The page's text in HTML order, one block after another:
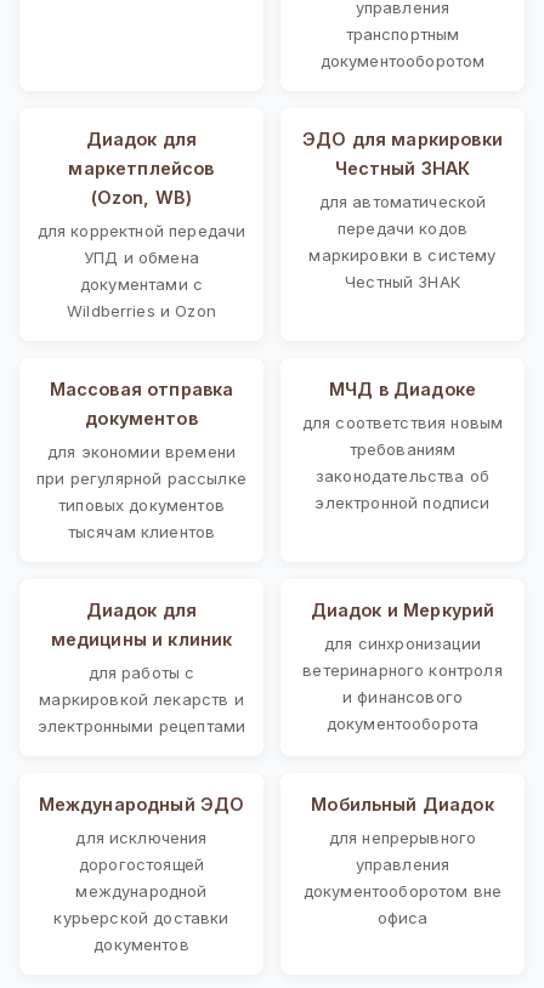
управления
транспортным
документооборотом
Диадок для
маркетплейсов
(Ozon, WB)
для корректной передачи
УПД и обмена
документами с
Wildberries и Ozon
ЭДО для маркировки
Честный ЗНАК
для автоматической
передачи кодов
маркировки в систему
Честный ЗНАК
Массовая отправка
документов
для экономии времени
при регулярной рассылке
типовых документов
тысячам клиентов
МЧД в Диадоке
для соответствия новым
требованиям
законодательства об
электронной подписи
Диадок для
медицины и клиник
для работы с
маркировкой лекарств и
электронными рецептами
Диадок и Меркурий
для синхронизации
ветеринарного контроля
и финансового
документооборота
Международный ЭДО
для исключения
дорогостоящей
международной
курьерской доставки
документов
Мобильный Диадок
для непрерывного
управления
документооборотом вне
офиса